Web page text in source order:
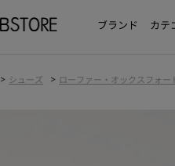
ブランド カテ
> シューズ > ローファー・オックスフォー